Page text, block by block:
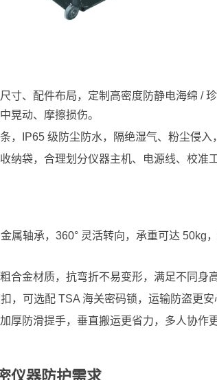
寸、配件布局，定制高密度防静电海绵 /
晃动、摩擦损伤。
，IP65 级防尘防水，隔绝湿气、粉尘侵入
纳袋，合理划分仪器主机、电源线、校准
属轴承，360° 灵活转向，承重可达 50kg
合金材质，抗弯折不易变形，满足不同身
，可选配 TSA 海关密码锁，运输防盗更安
厚防滑提手，垂直搬运更省力，多人协作更
仪器防护需求